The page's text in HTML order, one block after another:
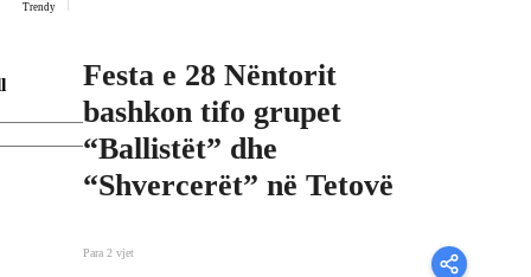
Trendy
Festa e 28 Nëntorit
bashkon tifo grupet
“Ballistët” dhe
“Shvercerët” në Tetovë
Para 2 vjet